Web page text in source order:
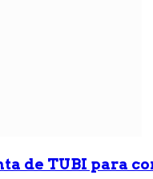
de TUBI para